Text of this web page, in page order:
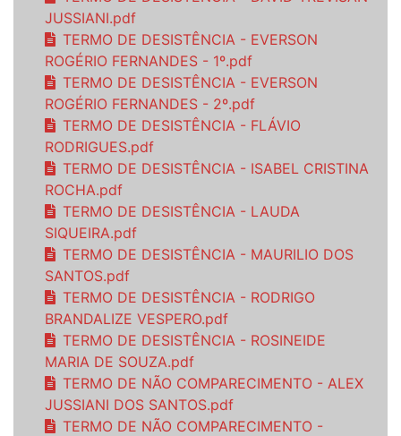
JUSSIANI.pdf
TERMO DE DESISTÊNCIA - EVERSON
ROGÉRIO FERNANDES - 1º.pdf
TERMO DE DESISTÊNCIA - EVERSON
ROGÉRIO FERNANDES - 2º.pdf
TERMO DE DESISTÊNCIA - FLÁVIO
RODRIGUES.pdf
TERMO DE DESISTÊNCIA - ISABEL CRISTINA
ROCHA.pdf
TERMO DE DESISTÊNCIA - LAUDA
SIQUEIRA.pdf
TERMO DE DESISTÊNCIA - MAURILIO DOS
SANTOS.pdf
TERMO DE DESISTÊNCIA - RODRIGO
BRANDALIZE VESPERO.pdf
TERMO DE DESISTÊNCIA - ROSINEIDE
MARIA DE SOUZA.pdf
TERMO DE NÃO COMPARECIMENTO - ALEX
JUSSIANI DOS SANTOS.pdf
TERMO DE NÃO COMPARECIMENTO -